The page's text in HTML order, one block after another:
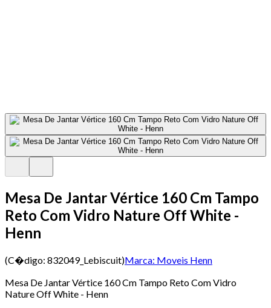
Mesa De Jantar Vértice 160 Cm Tampo
Reto Com Vidro Nature Off White -
Henn
(C�digo: 832049_Lebiscuit)Marca: Moveis Henn
Mesa De Jantar Vértice 160 Cm Tampo Reto Com Vidro
Nature Off White - Henn